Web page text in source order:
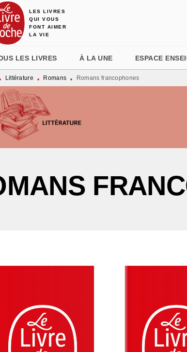
RECHERCHE
LES LIVRES
QUI VOUS
FONT AIMER
LA VIE
LES LIVRES À LA UNE ESPACE
Littérature • Romans • Romans francophones